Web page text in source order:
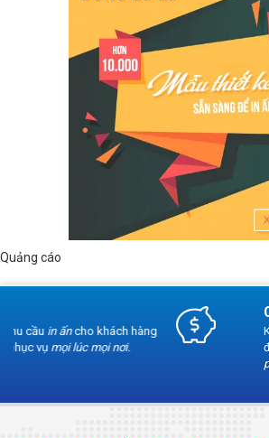
Quảng cáo
Không chỉ mang đến dịch vụ
đảm bảo hỗ trợ khách hàng